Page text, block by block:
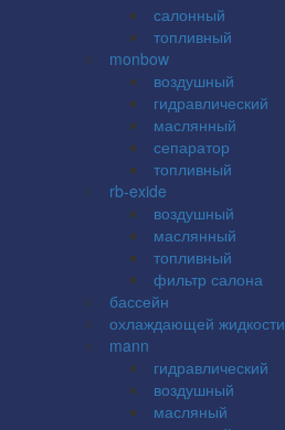
салонный
топливный
monbow
воздушный
гидравлический
маслянный
сепаратор
топливный
rb-exide
воздушный
маслянный
топливный
фильтр салона
бассейн
охлаждающей жидкости
mann
гидравлический
воздушный
масляный